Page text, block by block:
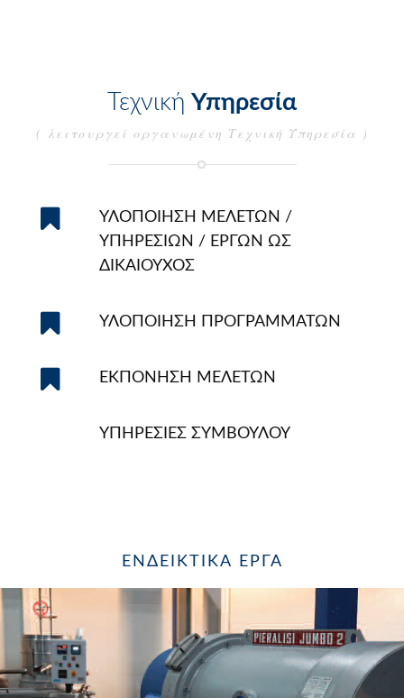
Τεχνική Υπηρεσία
( λειτουργεί οργανωμένη Τεχνική Υπηρεσία )
ΥΛΟΠΟΙΗΣΗ ΜΕΛΕΤΩΝ /
ΥΠΗΡΕΣΙΩΝ / ΕΡΓΩΝ ΩΣ
ΔΙΚΑΙΟΥΧΟΣ
ΥΛΟΠΟΙΗΣΗ ΠΡΟΓΡΑΜΜΑΤΩΝ
ΕΚΠΟΝΗΣΗ ΜΕΛΕΤΩΝ
ΥΠΗΡΕΣΙΕΣ ΣΥΜΒΟΥΛΟΥ
ΕΝΔΕΙΚΤΙΚΆ ΈΡΓΑ